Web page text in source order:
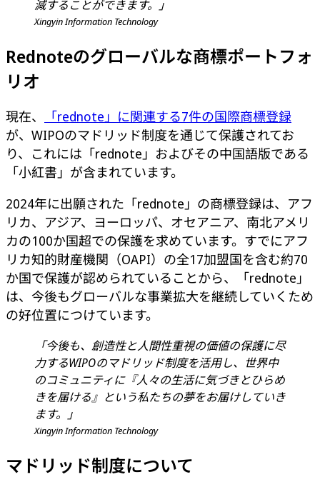
減することができます。」
Xingyin Information Technology
Rednoteのグローバルな商標ポートフォ
リオ
現在、
「rednote」に関連する7件の国際商標登録
が、WIPOのマドリッド制度を通じて保護されてお
り、これには「rednote」およびその中国語版である
「小紅書」が含まれています。
2024年に出願された「rednote」の商標登録は、アフ
リカ、アジア、ヨーロッパ、オセアニア、南北アメリ
カの100か国超での保護を求めています。すでにアフ
リカ知的財産機関（OAPI）の全17加盟国を含む約70
か国で保護が認められていることから、「rednote」
は、今後もグローバルな事業拡大を継続していくため
の好位置につけています。
「今後も、創造性と人間性重視の価値の保護に尽
力するWIPOのマドリッド制度を活用し、世界中
のコミュニティに『人々の生活に気づきとひらめ
きを届ける』という私たちの夢をお届けしていき
ます。」
Xingyin Information Technology
マドリッド制度について